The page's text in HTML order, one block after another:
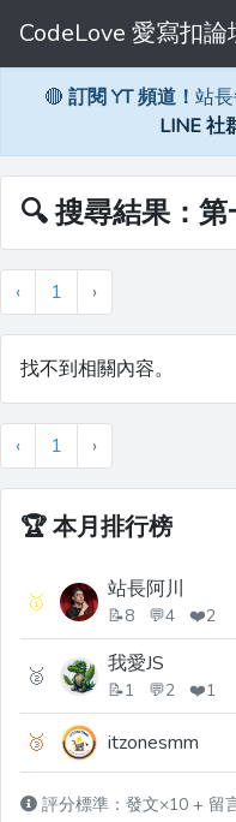
CodeLove 愛寫扣論
🔴 訂閱 YT 頻道！ 站
LINE 社
🔍 搜尋結果：第
‹ 1 ›
找不到相關內容。
‹ 1 ›
🏆本月排行榜
🥇 站長阿川
📝8 💬4 ❤️2
🥈 我愛JS
📝1 💬2 ❤️1
🥉 itzonesmm
評分標準：發文×10 + 留